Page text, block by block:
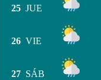
25 JUE
26 VIE
27 SÁB